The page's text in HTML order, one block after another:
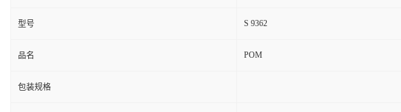
型号 S 9362
品名 POM
包装规格